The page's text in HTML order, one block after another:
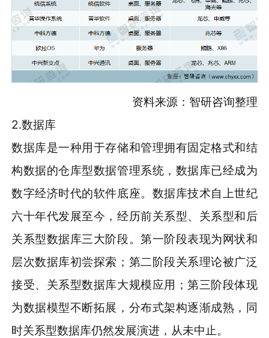
资料来源：智研咨询整理
2.数据库
数据库是一种用于存储和管理拥有固定格式和结
构数据的仓库型数据管理系统，数据库已经成为
数字经济时代的软件底座。数据库技术自上世纪
六十年代发展至今，经历前关系型、关系型和后
关系型数据库三大阶段。第一阶段表现为网状和
层次数据库初尝探索；第二阶段关系理论被广泛
接受、关系型数据库大规模应用；第三阶段体现
为数据模型不断拓展，分布式架构逐渐成熟，同
时关系型数据库仍然发展演进，从未中止。